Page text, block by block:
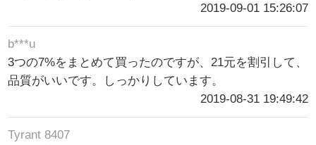
2019-09-01 15:26:07
b***u
3つの7%をまとめて買ったのですが、21元を割引して、
品質がいいです。しっかりしています。
2019-08-31 19:49:42
Tyrant 8407